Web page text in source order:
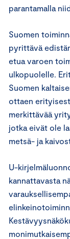
parantamalla
Suomen
pyrittävä
etua varoen
ulkopuolelle.
Suomen
ottaen
merkittävää
jotka eivät ole
metsä- ja
U-
kannattavasta